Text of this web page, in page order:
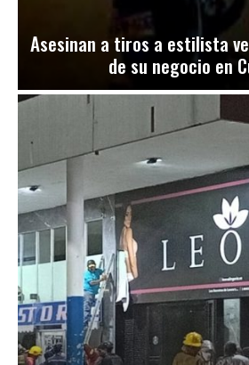
Asesinan a tiros a estilista
de su negocio en